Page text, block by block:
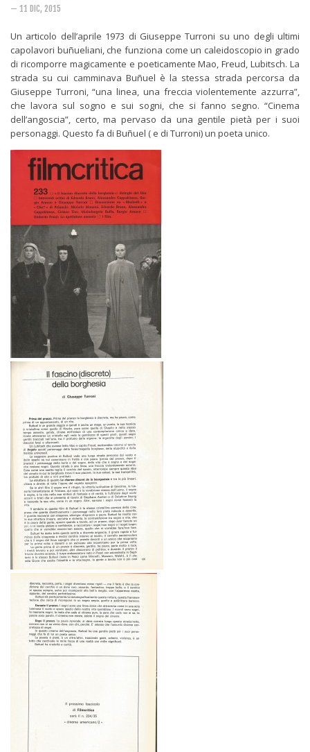
Come eravamo
Mnemosyne
— 11 DIC, 2015
Un articolo dell’aprile 1973 di Giuseppe Turroni su uno degli ultimi
capolavori buñueliani, che funziona come un caleidoscopio in grado
di ricomporre magicamente e poeticamente Mao, Freud, Lubitsch. La
strada su cui camminava Buñuel è la stessa strada percorsa da
Giuseppe Turroni, “una linea, una freccia violentemente azzurra”,
che lavora sul sogno e sui sogni, che si fanno segno. “Cinema
dell’angoscia”, certo, ma pervaso da una gentile pietà per i suoi
personaggi. Questo fa di Buñuel ( e di Turroni) un poeta unico.